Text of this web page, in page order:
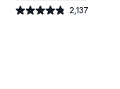
별점 4.8점 2,137
건 작성